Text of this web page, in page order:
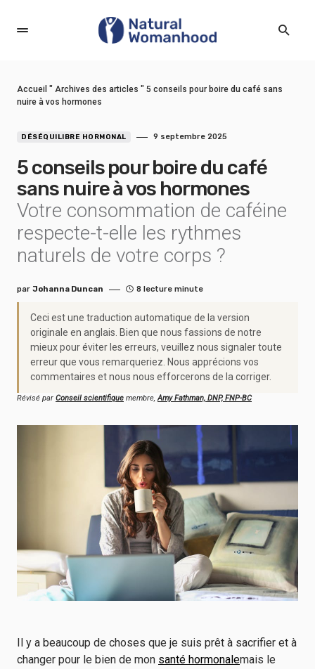
Accueil " Archives des articles " 5 conseils pour boire du café sans
nuire à vos hormones
DÉSÉQUILIBRE HORMONAL 9 septembre 2025
5 conseils pour boire du café
sans nuire à vos hormones
Votre consommation de caféine
respecte-t-elle les rythmes
naturels de votre corps ?
par Johanna Duncan 8 lecture minute
Ceci est une traduction automatique de la version
originale en anglais. Bien que nous fassions de notre
mieux pour éviter les erreurs, veuillez nous signaler toute
erreur que vous remarqueriez. Nous apprécions vos
commentaires et nous nous efforcerons de la corriger.
Révisé par Conseil scientifique membre,Amy Fathman, DNP, FNP-BC
Il y a beaucoup de choses que je suis prêt à sacrifier et à
changer pour le bien de mon santé hormonalemais le